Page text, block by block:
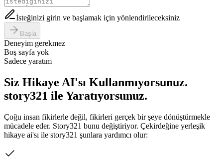
İsteğinizi girin ve başlamak için yönlendirileceksiniz
Başla
Deneyim gerekmez
Boş sayfa yok
Sadece yaratım
Siz Hikaye AI'sı Kullanmıyorsunuz.
story321 ile Yaratıyorsunuz.
Çoğu insan fikirlerle değil, fikirleri gerçek bir şeye dönüştürmekle
mücadele eder. Story321 bunu değiştiriyor. Çekirdeğine yerleşik
hikaye ai'sı ile story321 şunlara yardımcı olur: